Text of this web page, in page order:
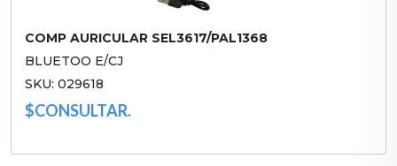
COMP AURICULAR SEL3617/PAL1368
BLUETOO E/CJ
SKU: 029618
$CONSULTAR.